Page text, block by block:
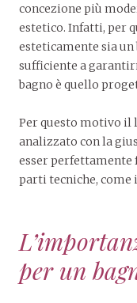
concezione più
estetico. Infatti, per
esteticamente sia un
sufficiente a
bagno è quello
Per questo motivo il
analizzato con la
esser
parti tecniche, come
per un